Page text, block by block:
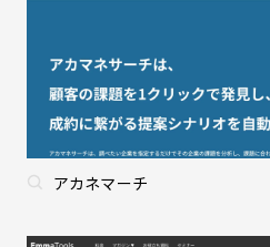
アカネマーチ